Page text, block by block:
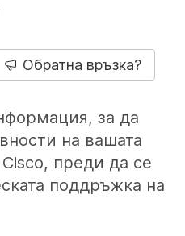
Обратна връзка?
за да
на вашата
преди да се
поддръжка на